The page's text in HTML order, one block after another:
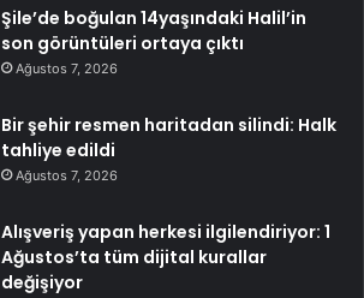
Şile’de boğulan 14yaşındaki Halil’in
son görüntüleri ortaya çıktı
Ağustos 7, 2026
Bir şehir resmen haritadan silindi: Halk
tahliye edildi
Ağustos 7, 2026
Alışveriş yapan herkesi ilgilendiriyor: 1
Ağustos’ta tüm dijital kurallar
değişiyor